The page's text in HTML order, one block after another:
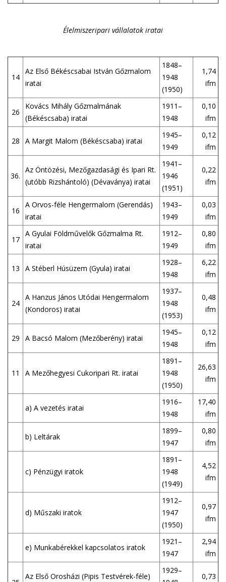
Élelmiszeripari vállalatok iratai
14
Az Első Békéscsabai István Gőzmalom
iratai
1848–
1948
(1950)
1,74
ifm
26
Kovács Mihály Gőzmalmának
(Békéscsaba) iratai
1911–
1948
0,10
ifm
28 A Margit Malom (Békéscsaba) iratai
1945–
1949
0,12
ifm
36.
Az Öntözési, Mezőgazdasági és Ipari Rt.
(utóbb Rizshántoló) (Dévaványa) iratai
1941–
1946
(1951)
0,22
ifm
16
A Orvos-féle Hengermalom (Gerendás)
iratai
1943–
1949
0,03
ifm
17
A Gyulai Földművelők Gőzmalma Rt.
iratai
1912–
1949
0,80
ifm
13 A Stéberl Húsüzem (Gyula) iratai
1928–
1948
6,22
ifm
24
A Hanzus János Utódai Hengermalom
(Kondoros) iratai
1937–
1948
(1953)
0,48
ifm
29 A Bacsó Malom (Mezőberény) iratai
1945–
1948
0,12
ifm
11 A Mezőhegyesi Cukoripari Rt. iratai
1891–
1948
(1950)
26,63
ifm
a) A vezetés iratai
1916–
1948
17,40
ifm
b) Leltárak
1899–
1947
0,80
ifm
c) Pénzügyi iratok
1891–
1948
(1949)
4,52
ifm
d) Műszaki iratok
1912–
1947
(1950)
0,97
ifm
e) Munkabérekkel kapcsolatos iratok
1921–
1947
2,94
ifm
Az Első Orosházi (Pipis Testvérek-féle)
1929–
0,73